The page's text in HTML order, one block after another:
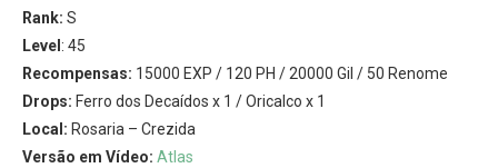
Rank: S
Level : 45
Recompensas: 15000 EXP / 120 PH / 20000 Gil / 50 Renome
Drops: Ferro dos Decaídos x 1 / Oricalco x 1
Local: Rosaria – Crezida
Versão em Vídeo: Atlas